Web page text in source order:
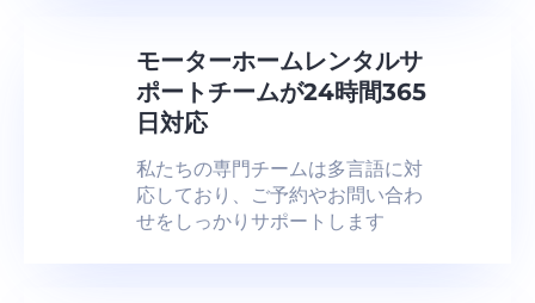
モーターホームレンタルサ
ポートチームが24時間365
日対応
私たちの専門チームは多言語に対
応しており、ご予約やお問い合わ
せをしっかりサポートします